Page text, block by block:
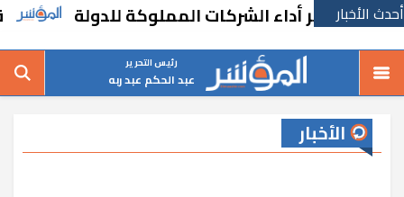
أحدث الأخبار
أداء الشركات المملوكة للدولة
رئيس التحرير
عبد الحكم عبد ربه
الأخبار